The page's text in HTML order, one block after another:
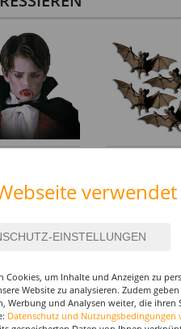
€ 3,99 €
Cookies, um Inhalte und Anzeigen zu
Website zu analysieren. Zudem
Werbung und Analysen weiter, die
Datenschutz und Nutzungsbedingungen